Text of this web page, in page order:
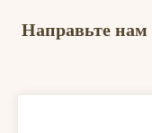
Направьте нам